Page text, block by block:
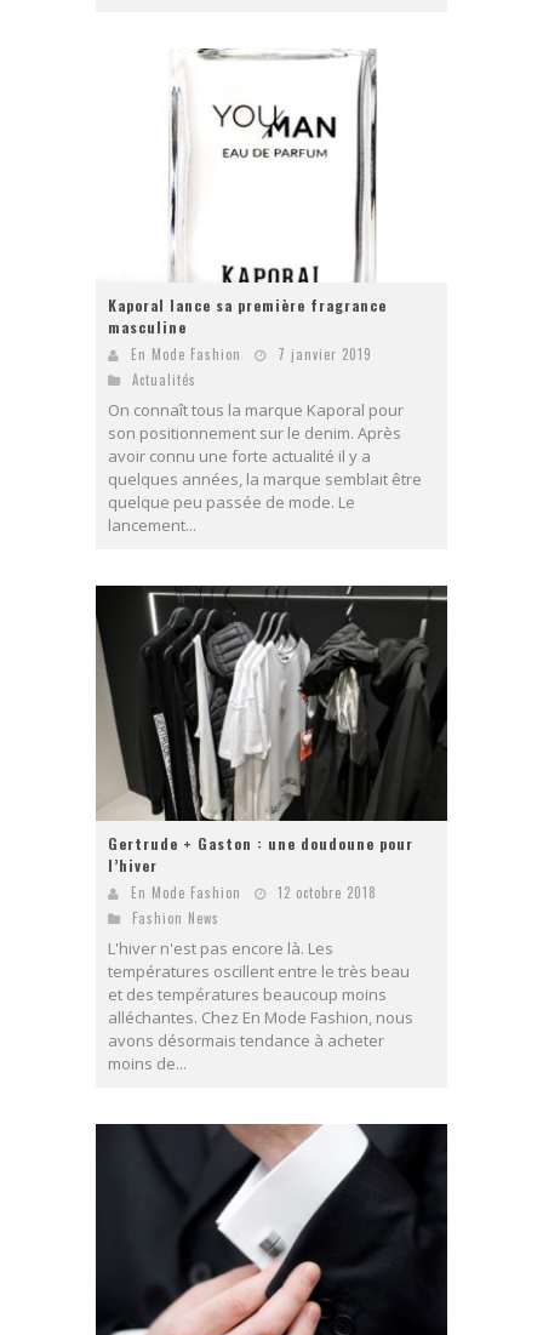
Kaporal lance sa première fragrance
masculine
En Mode Fashion
7 janvier 2019
Actualités
On connaît tous la marque Kaporal pour
son positionnement sur le denim. Après
avoir connu une forte actualité il y a
quelques années, la marque semblait être
quelque peu passée de mode. Le
lancement...
Gertrude + Gaston : une doudoune pour
l’hiver
En Mode Fashion
12 octobre 2018
Fashion News
L'hiver n'est pas encore là. Les
températures oscillent entre le très beau
et des températures beaucoup moins
alléchantes. Chez En Mode Fashion, nous
avons désormais tendance à acheter
moins de...